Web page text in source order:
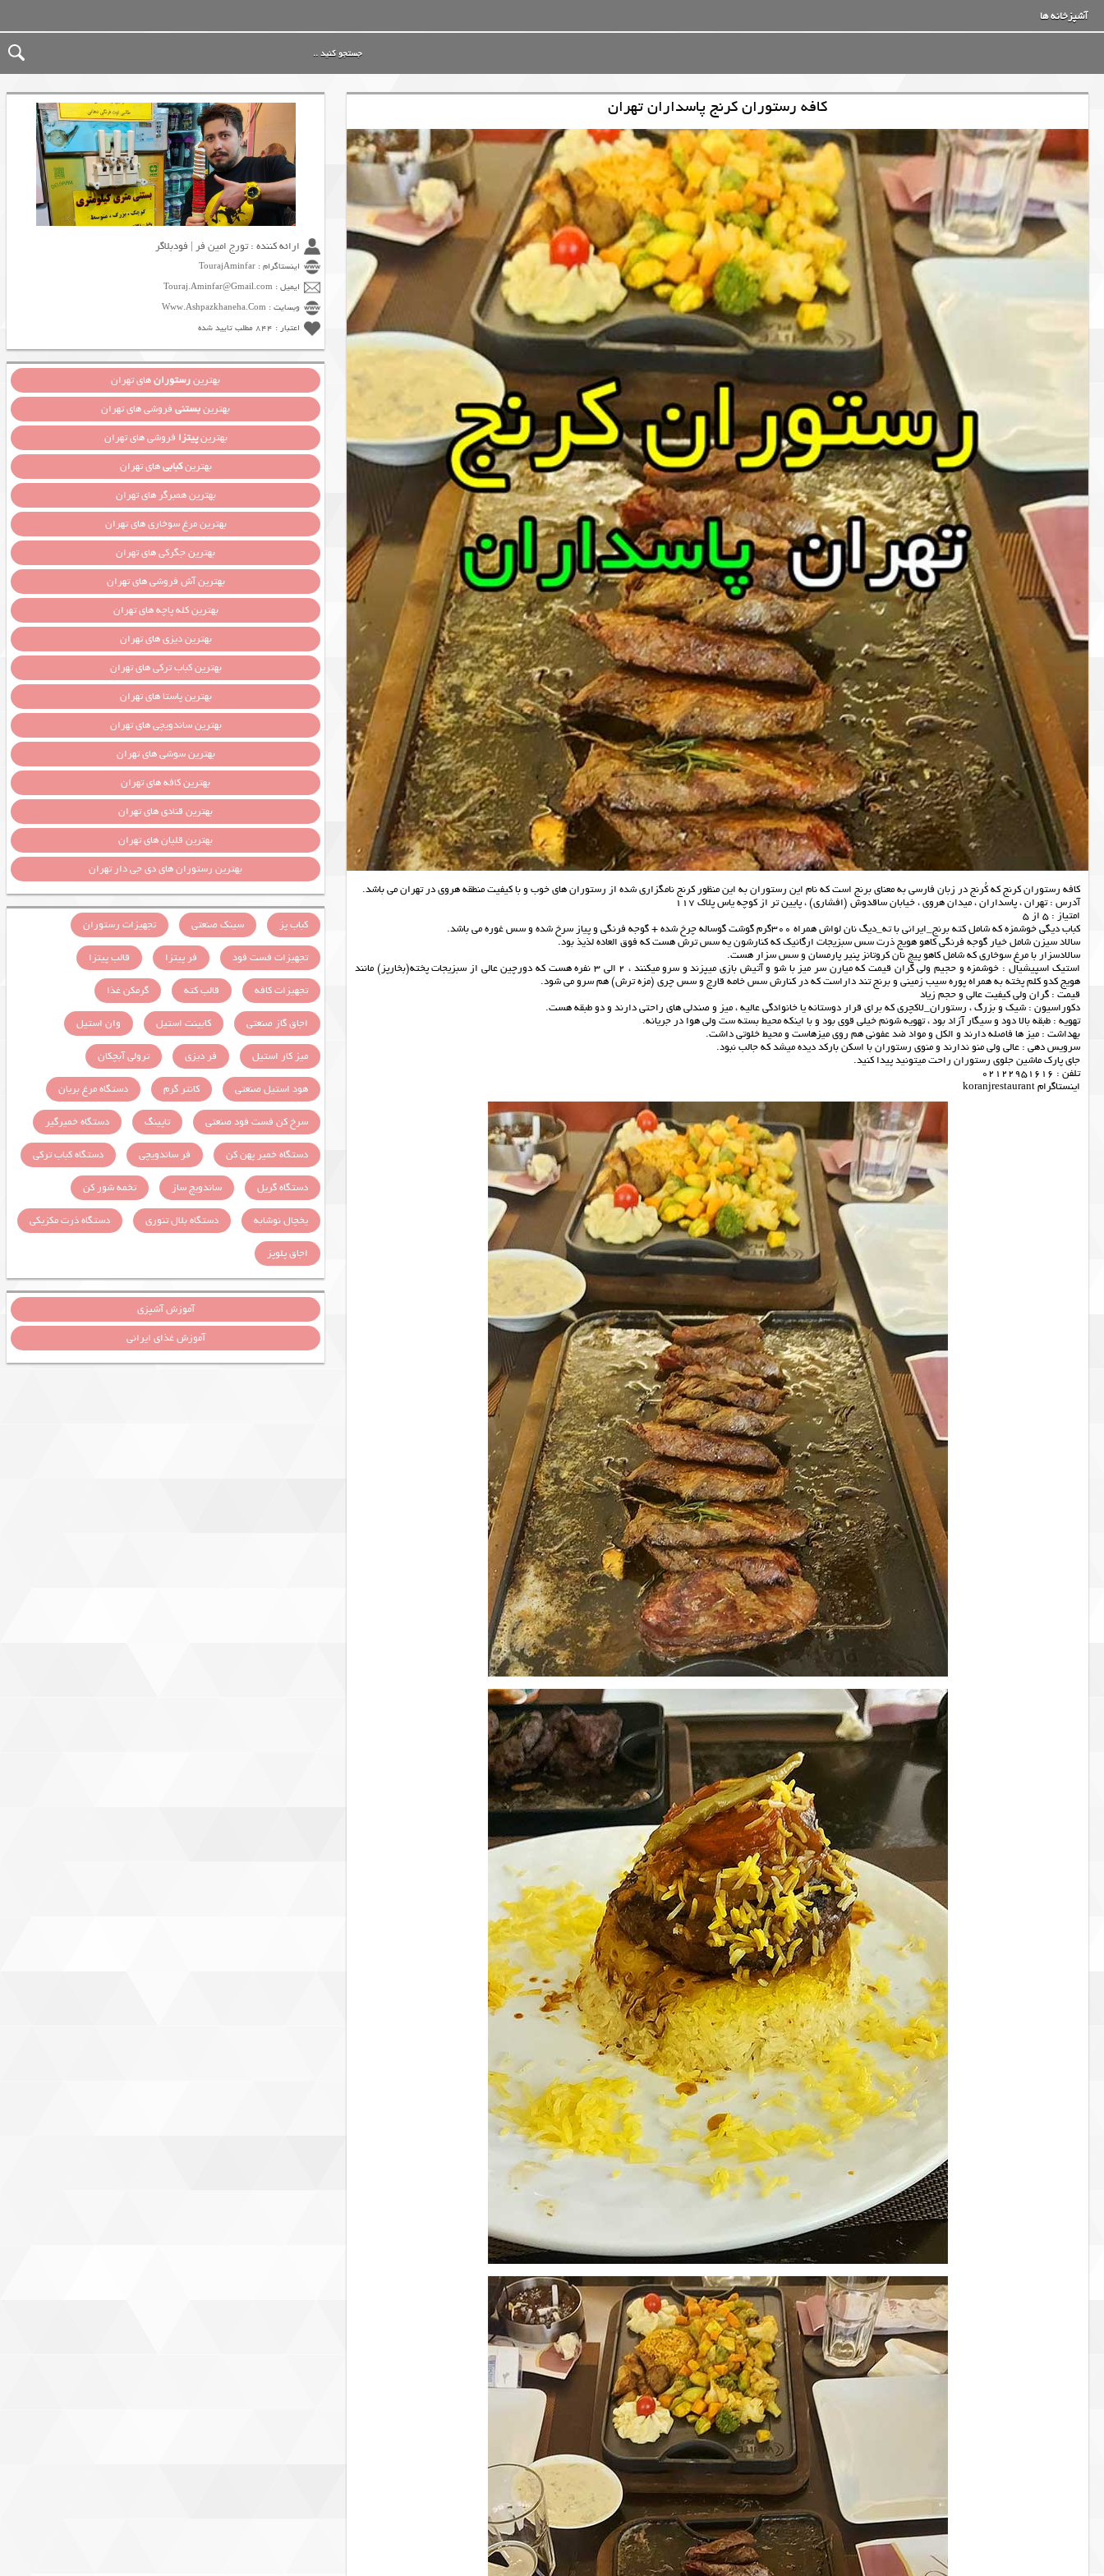
آشپزخانه ها
کافه رستوران کرنج پاسداران تهران
کافه رستوران کرنج که کُرنج در زبان فارسی به معنای برنج است که نام این رستوران به این منظور کرنج نامگزاری شده از رستوران های خوب و با کیفیت منطقه هروی در تهران می باشد.
آدرس : تهران ، پاسداران ، میدان هروی ، خیابان ساقدوش (افشاری) ، پایین تر از کوچه یاس پلاک 117
امتیاز : 5 از 5
کباب دیگی خوشمزه که شامل کته برنج_ایرانی با ته_دیگ نان لواش همراه 300گرم گوشت گوساله چرخ شده + گوجه فرنگی و پیاز سرخ شده و سس غوره می باشد.
سالاد سیزن شامل خیار گوجه فرنگی کاهو هویج ذرت سس سبزیجات ارگانیک که کنارشون یه سس ترش هست که فوق العاده لذیذ بود.
سالادسزار با مرغ سوخاری که شامل کاهو پیچ نان کروتانز پنیر پارمسان و سس سزار هست.
استیک اسپیشیال : خوشمزه و حجیم ولی گران قیمت که میارن سر میز با شو و آتیش بازی میپزند و سرو میکنند ، 2 الی 3 نفره هست که دورچین عالی از سبزیجات پخته(بخارپز) مانند
هویج کدو کلم پخته به همراه پوره سیب زمینی و برنج تند داراست که در کنارش سس خامه قارچ و سس چری (مزه ترش) هم سرو می شود.
قیمت : گران ولی کیفیت عالی و حجم زیاد
دکوراسیون : شیک و بزرگ ، رستوران_لاکچری که برای قرار دوستانه یا خانوادگی عالیه ، میز و صندلی های راحتی دارند و دو طبقه هست.
تهویه : طبقه بالا دود و سیگار آزاد بود ، تهویه شونم خیلی قوی بود و با اینکه محیط بسته ست ولی هوا در جریانه.
بهداشت : میز ها فاصله دارند و الکل و مواد ضد عفونی هم روی میزهاست و محیط خلوتی داشت.
سرویس دهی : عالی ولی منو ندارند و منوی رستوران با اسکن بارکد دیده میشد که جالب نبود.
جای پارک ماشین جلوی رستوران راحت میتونید پیدا کنید.
تلفن : 02122951616
اینستاگرام koranjrestaurant
ارائه کننده : تورج امین فر | فودبلاگر
اینستاگرام : TourajAminfar
ایمیل : Touraj.Aminfar@Gmail.com
وبسایت : Www.Ashpazkhaneha.Com
اعتبار : 844 مطلب تایید شده
بهترینرستورانهای تهران
بهترینبستنیفروشی های تهران
بهترینپیتزا فروشی های تهران
بهترینکبابیهای تهران
بهترین همبرگر های تهران
بهترین مرغ سوخاری های تهران
بهترین جگرکی های تهران
بهترین آش فروشی های تهران
بهترین کله پاچه های تهران
بهترین دیزی های تهران
بهترین کباب ترکی های تهران
بهترین پاستا های تهران
بهترین ساندویچی های تهران
بهترین سوشی های تهران
بهترین کافه های تهران
بهترین قنادی های تهران
بهترین قلیان های تهران
بهترین رستوران های دی جی دار تهران
کباب پز سینک صنعتی
تجهیزات رستوران
تجهیزات فست فود
فر پیتزا
قالب پیتزا
تجهیزات کافه
قالب کته
گرمکن غذا
اجاق گاز صنعتی
کابینت استیل
وان استیل
میز کار استیل
فر دیزی
ترولی آبچکان
هود استیل صنعتی
کانتر گرم
دستگاه مرغ بریان
سرخ کن فست فود صنعتی
تاپینگ
دستگاه خمیرگیر
دستگاه خمیر پهن کن
فر ساندویچی
دستگاه کباب ترکی
دستگاه گریل
ساندویچ ساز
تخمه شور کن
یخچال نوشابه
دستگاه بلال تنوری
دستگاه ذرت مکزیکی
اجاق پلوپز
آموزش آشپزی
آموزش غذای ایرانی